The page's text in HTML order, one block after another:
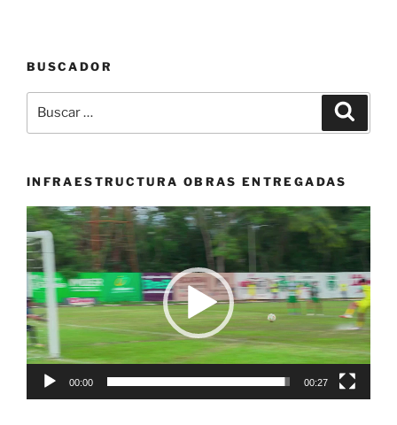
BUSCADOR
por:
INFRAESTRUCTURA OBRAS ENTREGADAS
Reproductor
de
vídeo
00:00 00:27